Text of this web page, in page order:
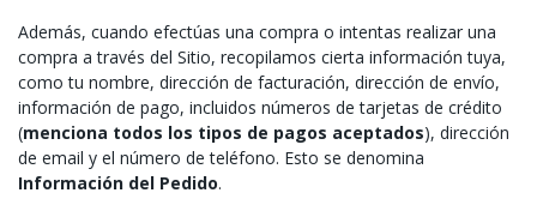
Además, cuando efectúas una compra o intentas realizar una
compra a través del Sitio, recopilamos cierta información tuya,
como tu nombre, dirección de facturación, dirección de envío,
información de pago, incluidos números de tarjetas de crédito
(menciona todos los tipos de pagos aceptados), dirección
de email y el número de teléfono. Esto se denomina
Información del Pedido.